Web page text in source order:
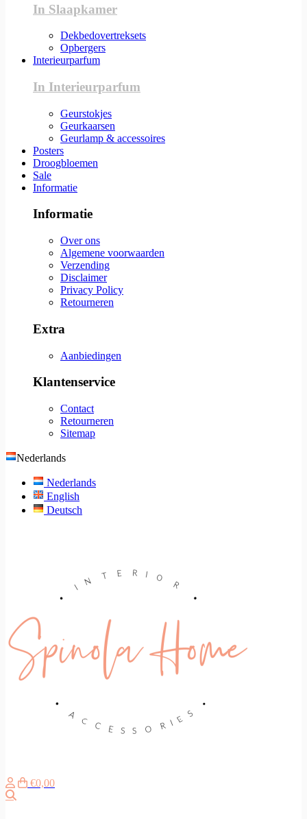
In Slaapkamer
Dekbedovertreksets
Opbergers
Interieurparfum
In Interieurparfum
Geurstokjes
Geurkaarsen
Geurlamp & accessoires
Posters
Droogbloemen
Sale
Informatie
Informatie
Over ons
Algemene voorwaarden
Verzending
Disclaimer
Privacy Policy
Retourneren
Extra
Aanbiedingen
Klantenservice
Contact
Retourneren
Sitemap
Nederlands
Nederlands
English
Deutsch
€0,00